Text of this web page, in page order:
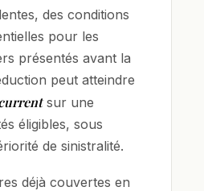
des conditions
pour les
présentés avant la
peut atteindre
sur une
éligibles, sous
de sinistralité.
déjà couvertes en